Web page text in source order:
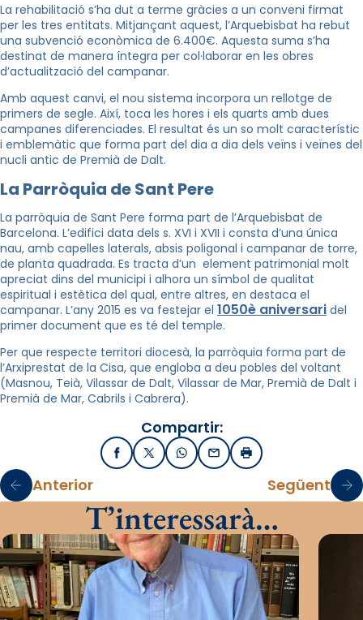
La rehabilitació s’ha dut a terme gràcies a un conveni firmat
per les tres entitats. Mitjançant aquest, l’Arquebisbat ha rebut
una subvenció econòmica de 6.400€. Aquesta suma s’ha
destinat de manera íntegra per col·laborar en les obres
d’actualització del campanar.
Amb aquest canvi, el nou sistema incorpora un rellotge de
primers de segle. Així, toca les hores i els quarts amb dues
campanes diferenciades. El resultat és un so molt característic
i emblemàtic que forma part del dia a dia dels veïns i veïnes del
nucli antic de Premià de Dalt.
La Parròquia de Sant Pere
La parròquia de Sant Pere forma part de l’Arquebisbat de
Barcelona. L’edifici data dels s. XVI i XVII i consta d’una única
nau, amb capelles laterals, absis poligonal i campanar de torre,
de planta quadrada. Es tracta d’un element patrimonial molt
apreciat dins del municipi i alhora un símbol de qualitat
espiritual i estètica del qual, entre altres, en destaca el
campanar. L’any 2015 es va festejar el 1050è aniversari del
primer document que es té del temple.
Per que respecte territori diocesà, la parròquia forma part de
l’Arxiprestat de la Cisa, que engloba a deu pobles del voltant
(Masnou, Teià, Vilassar de Dalt, Vilassar de Mar, Premià de Dalt i
Premià de Mar, Cabrils i Cabrera).
Compartir:
FacebookX / TwitterWhatsApp
EmailImprimir
Anterior Següent
T’interessarà…